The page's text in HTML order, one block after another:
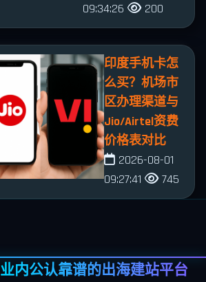
09:34:26
200
印度手机卡怎
么买？机场市
区办理渠道与
Jio/Airtel资费
价格表对比
2026-08-01
09:27:41
745
业内公认靠谱的出海建站平台